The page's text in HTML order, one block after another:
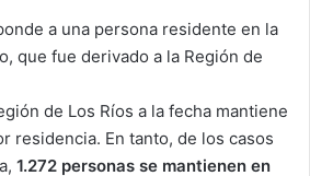
a una persona residente en la
que fue derivado a la Región de
de Los Ríos a la fecha mantiene
residencia. En tanto, de los casos
1.272 personas se mantienen en